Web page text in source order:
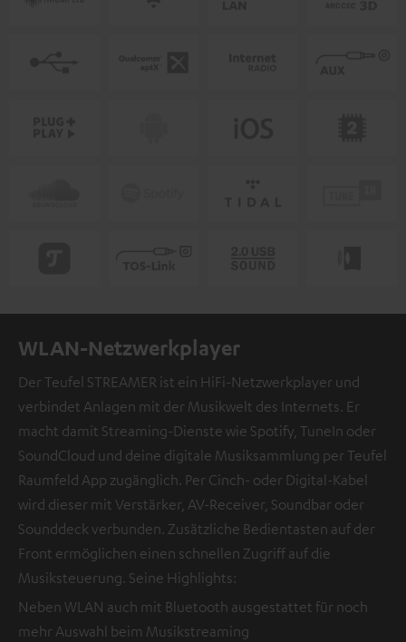
WLAN-Netzwerkplayer
Der Teufel STREAMER ist ein HiFi-Netzwerkplayer und
verbindet Anlagen mit der Musikwelt des Internets. Er
macht damit Streaming-Dienste wie Spotify, TuneIn oder
SoundCloud und deine digitale Musiksammlung per Teufel
Raumfeld App zugänglich. Per Cinch- oder Digital-Kabel
wird dieser mit Verstärker, AV-Receiver, Soundbar oder
Sounddeck verbunden. Zusätzliche Bedientasten auf der
Front ermöglichen einen schnellen Zugriff auf die
Musiksteuerung. Seine Highlights:
Neben WLAN auch mit Bluetooth ausgestattet für noch
mehr Auswahl beim Musikstreaming